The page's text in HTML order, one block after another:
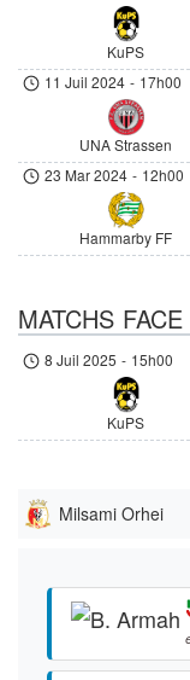
KuPS
11 Juil 2024 - 17h00
UNA Strassen
23 Mar 2024 - 12h00
Hammarby FF
MATCHS
8 Juil 2025 - 15h00
KuPS
Milsami Orhei